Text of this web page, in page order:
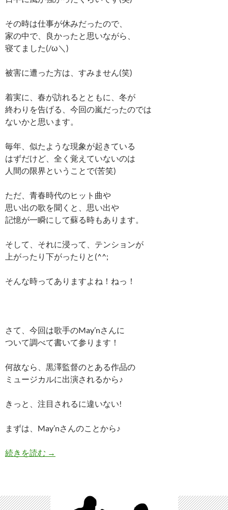
その時は仕事が休みだったので、
家の中で、良かったと思いながら、
寝てました(/ω＼)
被害に遭った方は、すみません(笑)
着実に、春が訪れるとともに、冬が
終わりを告げる、今回の嵐だったのでは
ないかと思います。
毎年、似たような現象が起きている
はずだけど、全く覚えていないのは
人間の限界ということで(苦笑)
ただ、青春時代のヒット曲や
思い出の歌を聞くと、思い出や
記憶が一瞬にして蘇る時もあります。
そして、それに浸って、テンションが
上がったり下がったりと(^^;
そんな時ってありますよね！ねっ！
さて、今回は歌手のMay’nさんに
ついて調べて書いて参ります！
何故なら、黒澤監督のとある作品の
ミュージカルに出演されるから♪
きっと、注目されるに違いない!
まずは、May’nさんのことから♪
続きを読む May’n(メイン)の結婚や彼氏情報が気になる!部
→